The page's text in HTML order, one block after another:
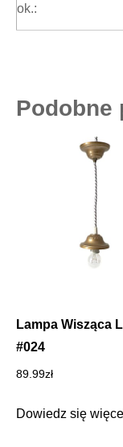
ok.:
Podobne
Lampa Wisząca
#024
89.99zł
Dowiedz się